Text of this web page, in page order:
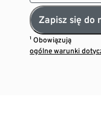
Zapisz się do
¹ Obowiązują
ogólne warunki